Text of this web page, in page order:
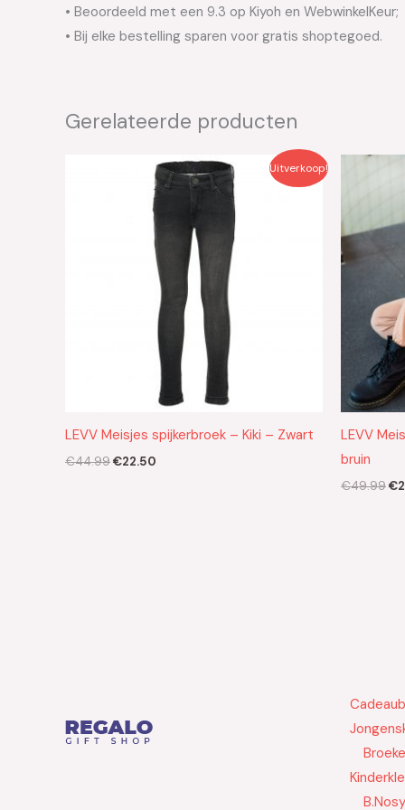
• Beoordeeld met een 9.3 op Kiyoh en WebwinkelKeur;
• Bij elke bestelling sparen voor gratis shoptegoed.
Gerelateerde producten
Uitverkoop!
LEVV Meisjes spijkerbroek – Kiki – Zwart
€44.99
Oorspronkelijke
€44.99.
€22.50
Huidige
prijs
is:
LEVV
bruin
€49.99€
B.Nosy